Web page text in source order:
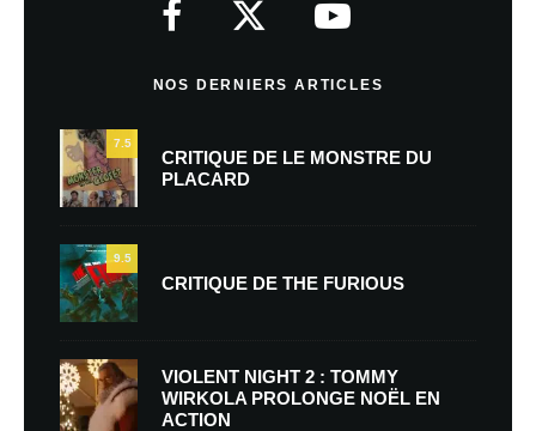
NOS DERNIERS ARTICLES
7.5
CRITIQUE DE LE MONSTRE DU
PLACARD
9.5
CRITIQUE DE THE FURIOUS
VIOLENT NIGHT 2 : TOMMY
WIRKOLA PROLONGE NOËL EN
ACTION